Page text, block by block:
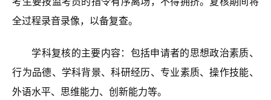
全过程录音录像，以备复查。
学科复核的主要内容：包括申请者的思想政治素质、
行为品德、学科背景、科研经历、专业素质、操作技能、
外语水平、思维能力、创新能力等。